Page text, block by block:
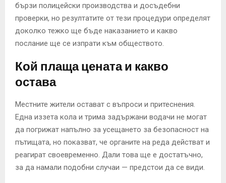
бързи полицейски производства и досъдебни
проверки, но резултатите от тези процедури определят
доколко тежко ще бъде наказанието и какво
послание ще се изпрати към обществото.
Кой плаща цената и какво
остава
Местните жители остават с въпроси и притеснения.
Една иззета кола и трима задържани водачи не могат
да погрижат напълно за усещането за безопасност на
пътищата, но показват, че органите на реда действат и
реагират своевременно. Дали това ще е достатъчно,
за да намали подобни случаи — предстои да се види.